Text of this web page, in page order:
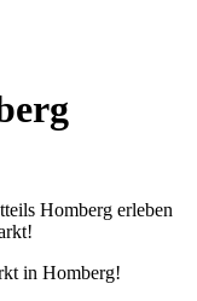
Homberg erleben
in Homberg!